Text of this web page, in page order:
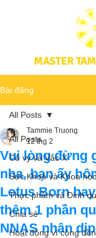
MASTER
Bài đăng
All Posts
Cô vy và Vắc X
Sức Khoẻ và Khoa học
Thực phầm và Dinh
Chia sẻ
Hoạt động vì cộng
All Posts
Vui lòng đừng
nha, bạn ấy
Lotus Born
thêm 1 phần
NNAS nhân
Tammie Truong
12 thg 2